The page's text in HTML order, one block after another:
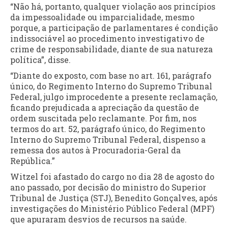
“Não há, portanto, qualquer violação aos princípios
da impessoalidade ou imparcialidade, mesmo
porque, a participação de parlamentares é condição
indissociável ao procedimento investigativo de
crime de responsabilidade, diante de sua natureza
política”, disse.
“Diante do exposto, com base no art. 161, parágrafo
único, do Regimento Interno do Supremo Tribunal
Federal, julgo improcedente a presente reclamação,
ficando prejudicada a apreciação da questão de
ordem suscitada pelo reclamante. Por fim, nos
termos do art. 52, parágrafo único, do Regimento
Interno do Supremo Tribunal Federal, dispenso a
remessa dos autos à Procuradoria-Geral da
República.”
Witzel foi afastado do cargo no dia 28 de agosto do
ano passado, por decisão do ministro do Superior
Tribunal de Justiça (STJ), Benedito Gonçalves, após
investigações do Ministério Público Federal (MPF)
que apuraram desvios de recursos na saúde.